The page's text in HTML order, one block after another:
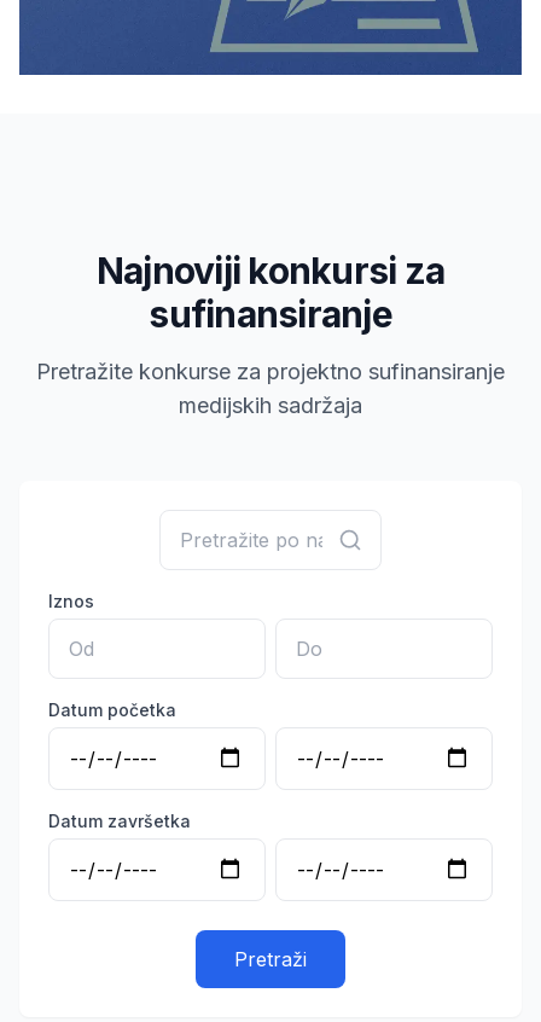
Najnoviji konkursi za
sufinansiranje
Pretražite konkurse za projektno sufinansiranje
medijskih sadržaja
Iznos
Datum početka
Datum završetka
Pretraži